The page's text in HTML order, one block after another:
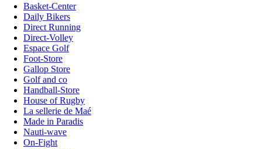
Basket-Center
Daily Bikers
Direct Running
Direct-Volley
Espace Golf
Foot-Store
Gallop Store
Golf and co
Handball-Store
House of Rugby
La sellerie de Maé
Made in Paradis
Nauti-wave
On-Fight